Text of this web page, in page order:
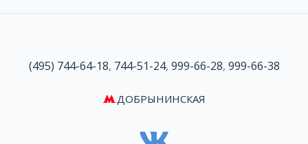
(495) 744-64-18, 744-51-24, 999-66-28, 999-66-38
ДОБРЫНИНСКАЯ